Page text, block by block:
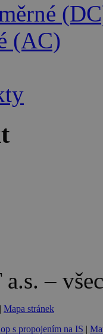
(AC)
–
| Mapa stránek
s propojením na IS |